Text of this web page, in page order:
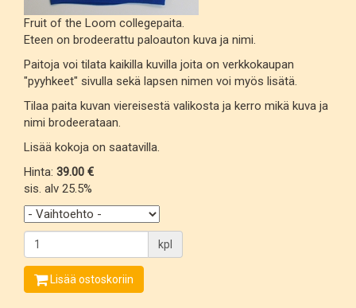
Fruit of the Loom collegepaita.
Eteen on brodeerattu paloauton kuva ja nimi.
Paitoja voi tilata kaikilla kuvilla joita on verkkokaupan
"pyyhkeet" sivulla sekä lapsen nimen voi myös lisätä.
Tilaa paita kuvan viereisestä valikosta ja kerro mikä kuva ja
nimi brodeerataan.
Lisää kokoja on saatavilla.
Hinta: 39.00 €
sis. alv 25.5%
kpl
Lisää ostoskoriin